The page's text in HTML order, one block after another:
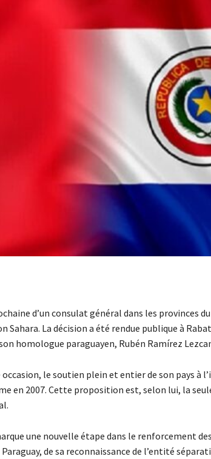
d’un consulat général dans les provinces
Sahara. La décision a été rendue publique à
homologue paraguayen, Rubén Ramírez
le soutien plein et entier de son pays
en 2007. Cette proposition est, selon lui, la
une nouvelle étape dans le renforcement
de sa reconnaissance de l’entité